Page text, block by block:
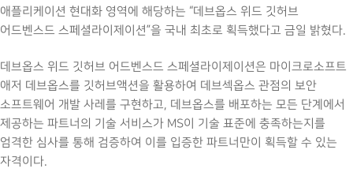
애플리케이션 현대화 영역에 해당하는 “데브옵스 위드 깃허브
어드벤스드 스페셜라이제이션”을 국내 최초로 획득했다고 금일 밝혔다.
데브옵스 위드 깃허브 어드벤스드 스페셜라이제이션은 마이크로소프트
애저 데브옵스를 깃허브액션을 활용하여 데브섹옵스 관점의 보안
소프트웨어 개발 사레를 구현하고, 데브옵스를 배포하는 모든 단계에서
제공하는 파트너의 기술 서비스가 MS이 기술 표준에 충족하는지를
엄격한 심사를 통해 검증하여 이를 입증한 파트너만이 획득할 수 있는
자격이다.